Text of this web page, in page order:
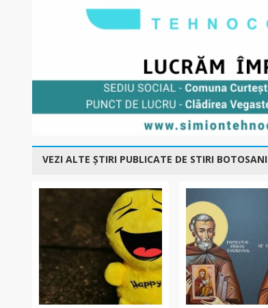
VEZI ALTE ȘTIRI PUBLICATE DE STIRI BOTOSANI